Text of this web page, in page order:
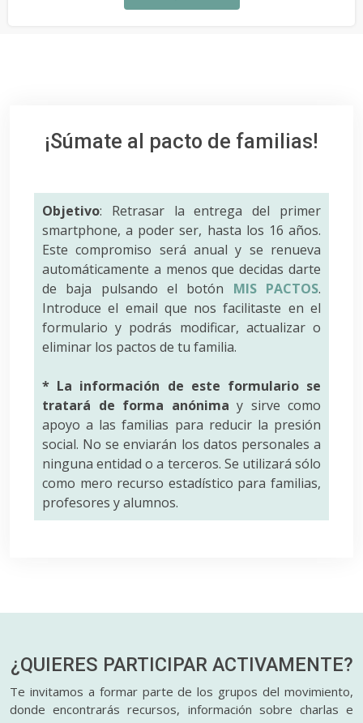
¡Súmate al pacto de familias!
Objetivo: Retrasar la entrega del primer
smartphone, a poder ser, hasta los 16 años.
Este compromiso será anual y se renueva
automáticamente a menos que decidas darte
de baja pulsando el botón MIS PACTOS.
Introduce el email que nos facilitaste en el
formulario y podrás modificar, actualizar o
eliminar los pactos de tu familia.
* La información de este formulario se
tratará de forma anónima y sirve como
apoyo a las familias para reducir la presión
social. No se enviarán los datos personales a
ninguna entidad o a terceros. Se utilizará sólo
como mero recurso estadístico para familias,
profesores y alumnos.
¿QUIERES PARTICIPAR ACTIVAMENTE?
Te invitamos a formar parte de los grupos del movimiento,
donde encontrarás recursos, información sobre charlas e